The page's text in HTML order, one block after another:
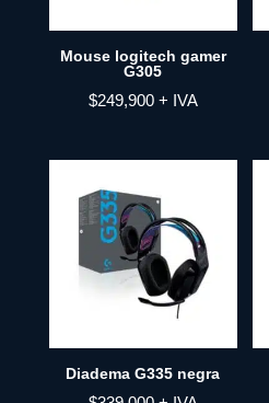
Mouse logitech gamer
G305
$249,900 + IVA
Diadema G335 negra